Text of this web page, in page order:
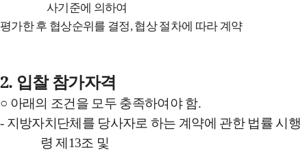
사기준에 의하여
평가한 후 협상순위를 결정, 협상 절차에 따라 계약
2. 입찰참가자격
○ 아래의 조건을 모두 충족하여야 함.
- 지방자치단체를 당사자로 하는 계약에 관한 법률 시행
령 제13조 및